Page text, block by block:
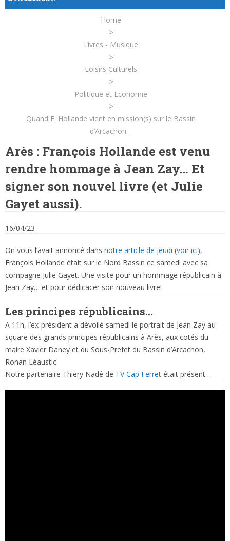
Home
>
Livres - Musique
>
Loisirs Culturels
>
Politique et Economie
>
Quand F. Hollande vient en mission(s) sur le Bassin
d’Arcachon…
Arès : François Hollande est venu
rendre hommage à Jean Zay… Et
signer son nouvel livre (et Julie
Gayet aussi).
16/04/23
On vous l’avait annoncé dans notre article de jeudi (voir ici),
François Hollande était sur le Nord Bassin ce samedi avec sa
compagne Julie Gayet. Une visite pour un hommage républicain à
Jean Zay… et pour dédicacer son nouveau livre!
Les principes républicains…
A 11h, l’ex-président a dévoilé samedi le portrait de Jean Zay au
square des grands principes républicains à Arès, aux cotés du
maire Xavier Daney et du Sous-Prefet du Bassin d’Arcachon,
Ronan Léaustic.
Notre partenaire Thiery Nadé de TV Cap Ferretétait présent…